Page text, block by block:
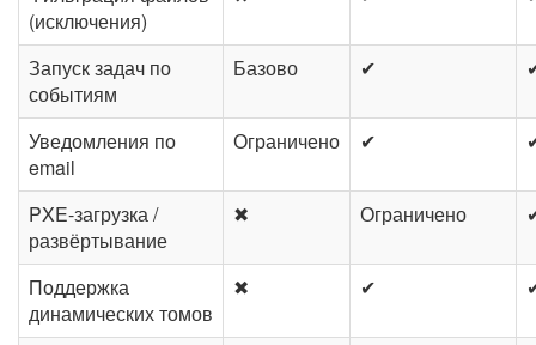
(исключения)
Запуск задач по
событиям
Базово ✔
Уведомления по
email
Ограничено ✔
PXE-загрузка /
развёртывание
✖ Ограничено
Поддержка
динамических томов
✖ ✔